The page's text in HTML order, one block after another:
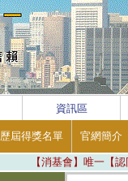
資訊區
歷屆得獎名單 官網簡介
【消基會】唯一【認